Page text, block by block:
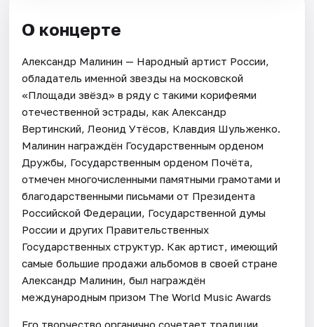
О концерте
Александр Малинин — Народный артист России,
обладатель именной звезды на московской
«Площади звёзд» в ряду с такими корифеями
отечественной эстрады, как Александр
Вертинский, Леонид Утёсов, Клавдия Шульженко.
Малинин награждён Государственным орденом
Дружбы, Государственным орденом Почёта,
отмечен многочисленными памятными грамотами и
благодарственными письмами от Президента
Российской Федерации, Государственной думы
России и других Правительственных
Государственных структур. Как артист, имеющий
самые большие продажи альбомов в своей стране
Александр Малинин, был награждён
международным призом The World Music Awards